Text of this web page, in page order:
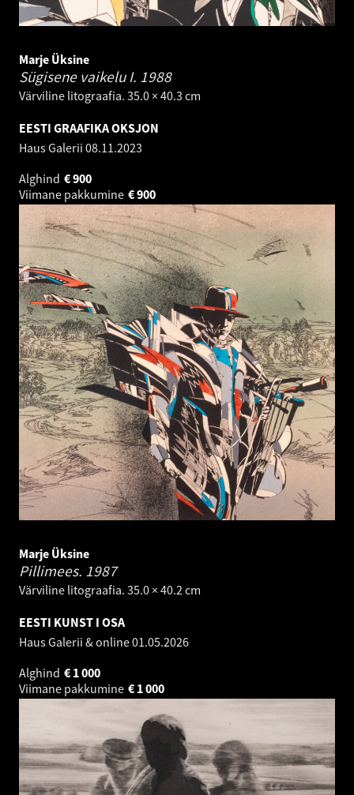
Marje Üksine
Sügisene vaikelu I. 1988
Värviline litograafia. 35.0 × 40.3 cm
EESTI GRAAFIKA OKSJON
Haus Galerii 08.11.2023
Alghind
900
€
Viimane pakkumine
900
€
Marje Üksine
Pillimees. 1987
Värviline litograafia. 35.0 × 40.2 cm
EESTI KUNST I OSA
Haus Galerii & online01.05.2026
Alghind
1 000
€
Viimane pakkumine
1 000
€